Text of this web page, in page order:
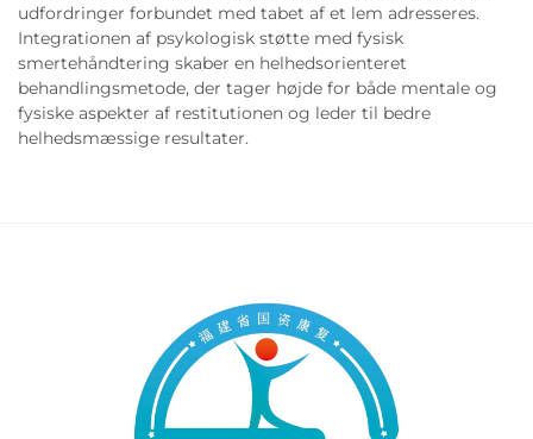
udfordringer forbundet med tabet af et lem adresseres.
Integrationen af psykologisk støtte med fysisk
smertehåndtering skaber en helhedsorienteret
behandlingsmetode, der tager højde for både mentale og
fysiske aspekter af restitutionen og leder til bedre
helhedsmæssige resultater.